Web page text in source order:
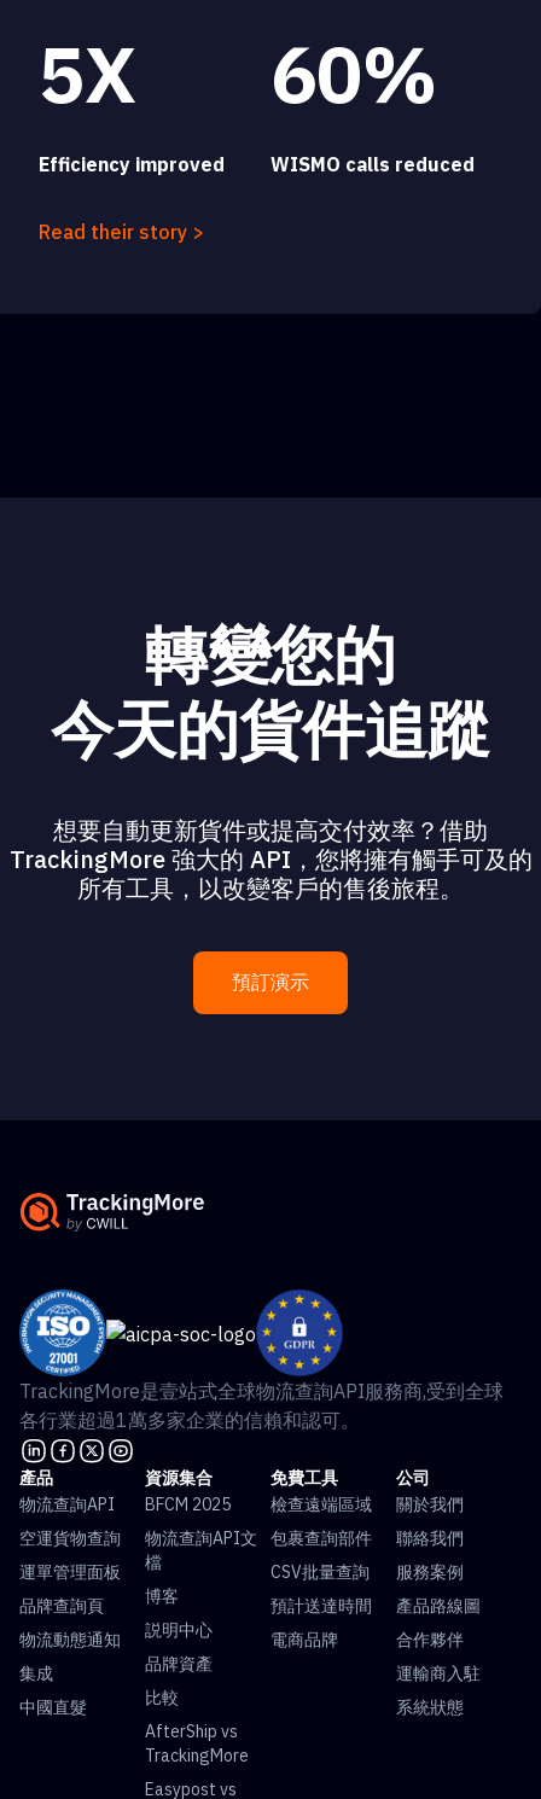
5X
Efficiency improved
60%
WISMO calls reduced
Read their story >
轉變您的
今天的貨件追蹤
想要自動更新貨件或提高交付效率？借助
TrackingMore 強大的 API，您將擁有觸手可及的
所有工具，以改變客戶的售後旅程。
預訂演示
TrackingMore是壹站式全球物流查詢API服務商,受到全球
各行業超過1萬多家企業的信賴和認可。
產品
物流查詢API
空運貨物查詢
運單管理面板
品牌查詢頁
物流動態通知
集成
中國直髮
資源集合
BFCM 2025
物流查詢API文
檔
博客
説明中心
品牌資產
比較
AfterShip vs
TrackingMore
Easypost vs
免費工具
檢查遠端區域
包裹查詢部件
CSV批量查詢
預計送達時間
電商品牌
公司
關於我們
聯絡我們
服務案例
產品路線圖
合作夥伴
運輸商入駐
系統狀態